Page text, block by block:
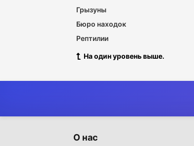
Грызуны
Бюро находок
Рептилии
На один уровень выше.
О нас